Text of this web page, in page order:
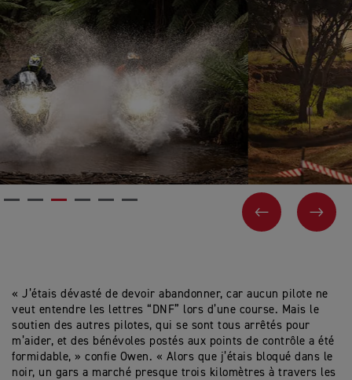
PAGE
« J’étais dévasté de devoir abandonner, car aucun pilote ne
veut entendre les lettres “DNF” lors d’une course. Mais le
soutien des autres pilotes, qui se sont tous arrêtés pour
m’aider, et des bénévoles postés aux points de contrôle a été
formidable, » confie Owen. « Alors que j’étais bloqué dans le
noir, un gars a marché presque trois kilomètres à travers les